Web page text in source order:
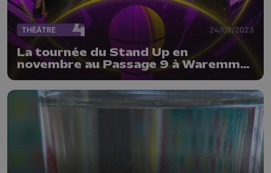
THÉÂTRE 24/09/2023
La tournée du Stand Up en
novembre au Passage 9 à Waremme